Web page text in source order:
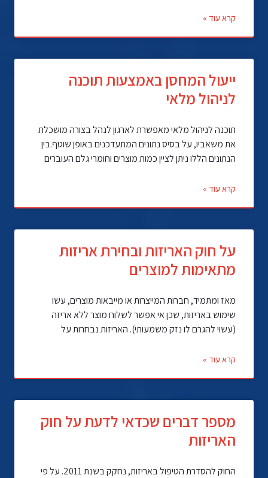
קרא עוד »
ייעול המחסן באמצעות תוכנה
לניהול מלאי
תוכנה לניהול מלאי מאפשרת לארגון לנהל בצורה מושכלת
את משאביו, על בסיס נתונים המתעדכנים באופן שוטף.בין
הנתונים הללו ניתן לציין כמות מוצרים וחומרי גלם העוברים
קרא עוד »
על חוק האריזות ובחירת אריזות
מתאימות למוצרים
מאז ומתמיד, חברות המייצרות או מייבאות מוצרים, עשו
שימוש באריזות, שכן אי אפשר לשלוח מוצר ללא אריזה
(עשוי להגרם לו נזק משמעותי). האריזות נבחרות על
קרא עוד »
מספר דברים שכדאי לדעת על חוק
האריזות
החוק להסדרת הטיפול באריזות, נחקק בשנת 2011. על פי